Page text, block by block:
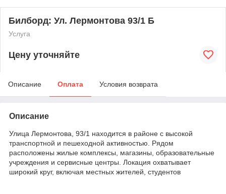
Билборд: Ул. Лермонтова 93/1 Б
Услуга
Цену уточняйте
Описание Оплата Условия возврата
Описание
Улица Лермонтова, 93/1 находится в районе с высокой
транспортной и пешеходной активностью. Рядом
расположены жилые комплексы, магазины, образовательные
учреждения и сервисные центры. Локация охватывает
широкий круг, включая местных жителей, студентов